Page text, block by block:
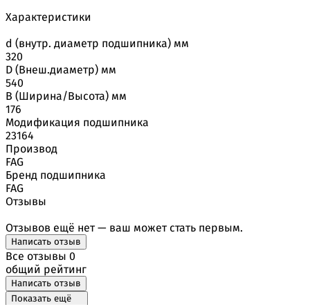
Характеристики
d (внутр. диаметр подшипника) мм
320
D (Внеш.диаметр) мм
540
B (Ширина/Высота) мм
176
Модификация подшипника
23164
Производ
FAG
Бренд подшипника
FAG
Отзывы
Отзывов ещё нет — ваш может стать первым.
Написать отзыв
Все отзывы 0
общий рейтинг
Написать отзыв
Показать ещё